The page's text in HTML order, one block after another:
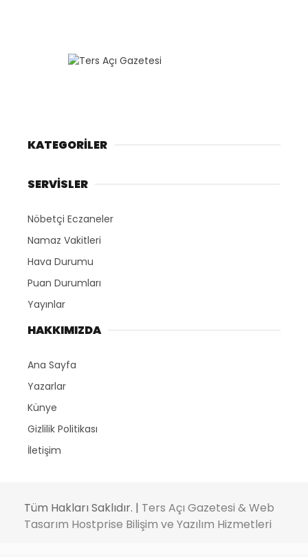
KATEGORİLER
SERVİSLER
Nöbetçi Eczaneler
Namaz Vakitleri
Hava Durumu
Puan Durumları
Yayınlar
HAKKIMIZDA
Ana Sayfa
Yazarlar
Künye
Gizlilik Politikası
İletişim
Tüm Hakları Saklıdır. | Ters Açı Gazetesi & Web
Tasarım Hostprise Bilişim ve Yazılım Hizmetleri